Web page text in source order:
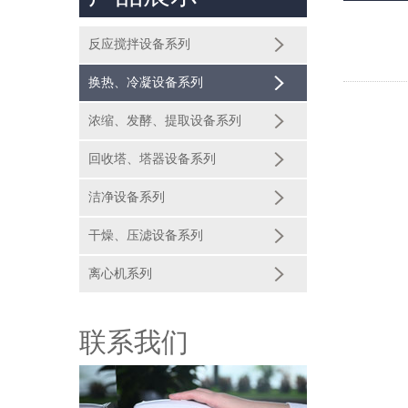
反应搅拌设备系列
换热、冷凝设备系列
浓缩、发酵、提取设备系列
回收塔、塔器设备系列
洁净设备系列
干燥、压滤设备系列
离心机系列
联系我们